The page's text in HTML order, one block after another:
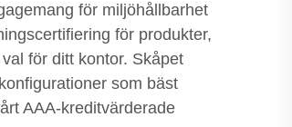
för miljöhållbarhet
för produkter,
för ditt kontor. Skåpet
som bäst
AAA-kreditvärderade